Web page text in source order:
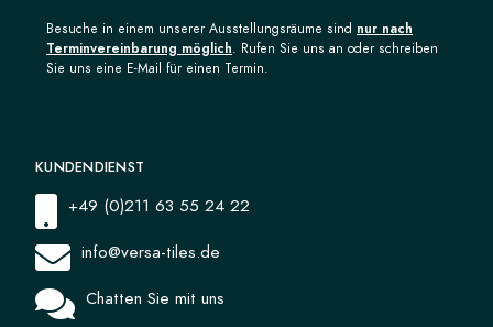
Besuche in einem unserer Ausstellungsräume sind nur nach
Terminvereinbarung möglich. Rufen Sie uns an oder schreiben
Sie uns eine E-Mail für einen Termin.
KUNDENDIENST
+49 (0)211 63 55 24 22
info@versa-tiles.de
Chatten Sie mit uns